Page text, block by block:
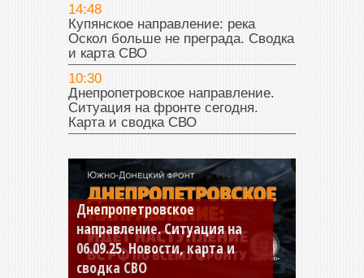
14:48
Купянское направление: река
Оскол больше не преграда. Сводка
и карта СВО
10:30
Днепропетровское направление.
Ситуация на фронте сегодня.
Карта и сводка СВО
Днепропетровское
направление. Ситуация на
06.09.25. Новости, карта и
сводка СВО
Константиновское
направление. Ситуация на
04.09.25 Новости, карта и
сводка СВО